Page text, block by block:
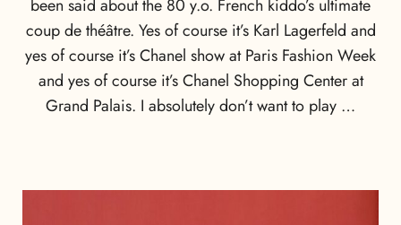
been said about the 80 y.o. French kiddo’s ultimate
coup de théâtre. Yes of course it’s Karl Lagerfeld and
yes of course it’s Chanel show at Paris Fashion Week
and yes of course it’s Chanel Shopping Center at
Grand Palais. I absolutely don’t want to play …